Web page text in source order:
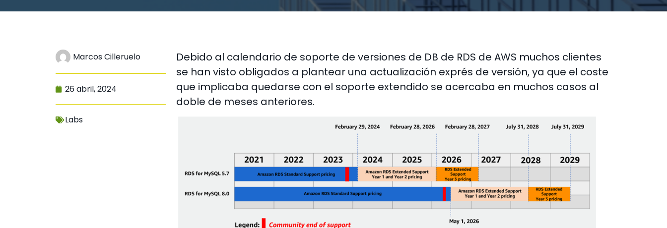
Marcos Cilleruelo
26 abril, 2024
Labs
Debido al calendario de soporte de versiones de DB de RDS de AWS muchos clientes
se han visto obligados a plantear una actualización exprés de versión, ya que el coste
que implicaba quedarse con el soporte extendido se acercaba en muchos casos al
doble de meses anteriores.